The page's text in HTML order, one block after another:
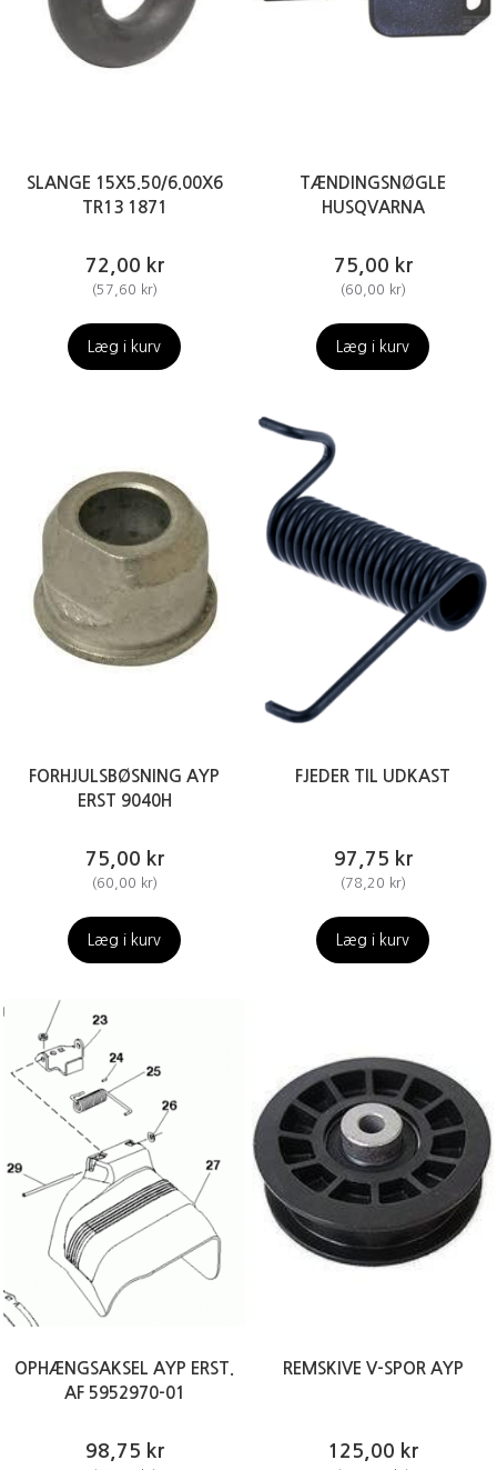
SLANGE 15X5.50/6.00X6
TR13 1871
72,00 kr
(57,60 kr)
Læg i kurv
TÆNDINGSNØGLE
HUSQVARNA
75,00 kr
(60,00 kr)
Læg i kurv
FORHJULSBØSNING AYP
ERST 9040H
75,00 kr
(60,00 kr)
Læg i kurv
FJEDER TIL UDKAST
97,75 kr
(78,20 kr)
Læg i kurv
OPHÆNGSAKSEL AYP ERST.
AF 5952970-01
98,75 kr
REMSKIVE V-SPOR AYP
125,00 kr